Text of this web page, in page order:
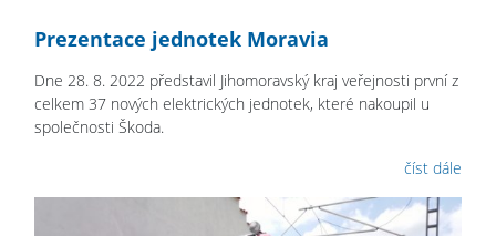
Prezentace jednotek Moravia
Dne 28. 8. 2022 představil Jihomoravský kraj veřejnosti první z
celkem 37 nových elektrických jednotek, které nakoupil u
společnosti Škoda.
číst dále